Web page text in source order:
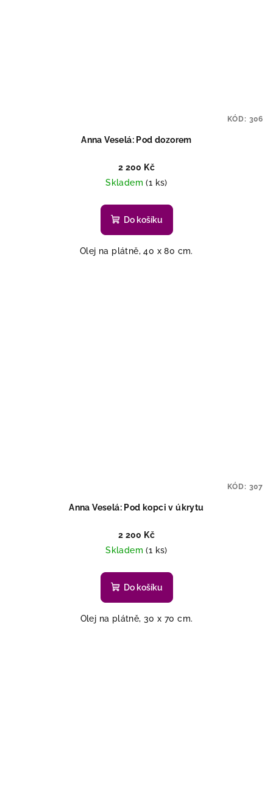
Anna Veselá: Pod dozorem
2 200 Kč
Skladem(1 ks)
Do košíku
Olej na plátně, 40 x 80 cm.
KÓD: 306
Anna Veselá: Pod kopci v úkrytu
2 200 Kč
Skladem(1 ks)
Do košíku
Olej na plátně, 30 x 70 cm.
KÓD: 307